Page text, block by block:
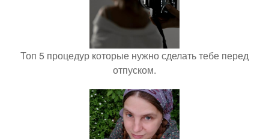
Топ 5 процедур которые нужно сделать тебе перед
отпуском.